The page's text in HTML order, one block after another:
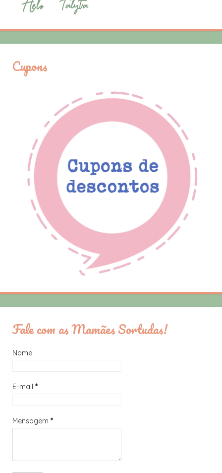
Cupons
Fale com as Mamães Sortudas!
Nome
E-mail *
Mensagem *